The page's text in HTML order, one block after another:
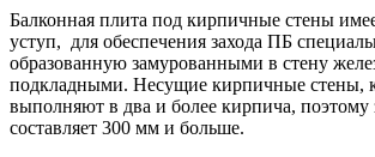
Балконная плита под кирпичные стены
уступ, для обеспечения захода ПБ
образованную замурованными в стену
подкладными. Несущие кирпичные стены,
выполняют в два и более кирпича, поэтому
составляет 300 мм и больше.